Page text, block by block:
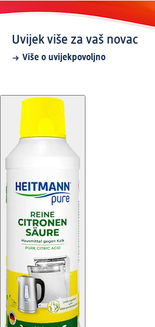
Uvijek više za vaš novac
Više o uvijekpovoljno